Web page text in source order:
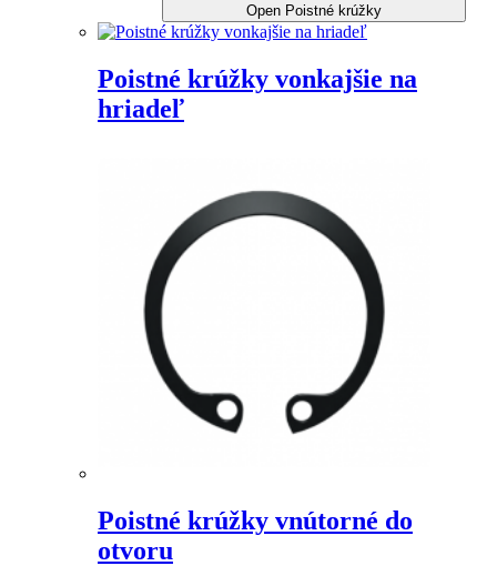
Open Poistné krúžky
Poistné krúžky vonkajšie na
hriadeľ
Poistné krúžky vnútorné do
otvoru